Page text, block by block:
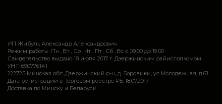
ИП Жибуль Александр Александрович
Режим работы: Пн , Вт , Ср , Чт , Пт , Сб , Вс c 09:00 до 19:00
Свидетельство выдано 18 июля 2017 г. Дзержинским райисполкомом
УНП 690776141
222725 Минская обл.,Дзержинский р-н, д. Боровики, ул.Молодежная, д.61
Дата регистрации в Торговом реестре РБ: 18.07.2017
Доставка по Минску и Беларуси